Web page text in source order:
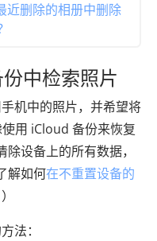
近删除的相册中删除
中检索照片
机中的照片，并希望将
用 iCloud 备份来恢复
设备上的所有数据，
解如何在不重置设备的
法：